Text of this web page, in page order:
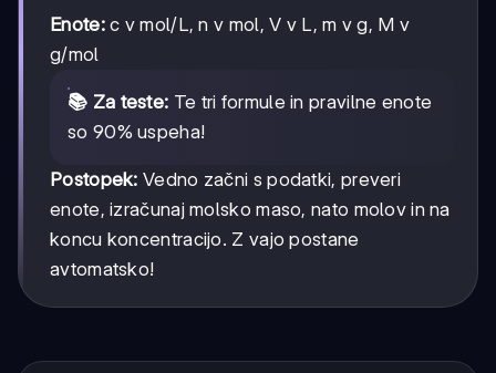
Enote:c v mol/L, n v mol, V v L, m v g, M v
g/mol
📚 Za teste: Te tri formule in pravilne enote
so 90% uspeha!
Postopek: Vedno začni s podatki, preveri
enote, izračunaj molsko maso, nato molov in na
koncu koncentracijo. Z vajo postane
avtomatsko!